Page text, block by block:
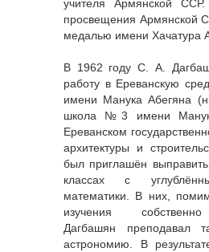
учителя Армянской ССР.
просвещения Армянской
медалью имени Хачатура
В 1962 году С. А.
работу в Ереванскую
имени Манука Абегяна
школа №3 имени
Ереванском
архитектуры и
был приглашён
классах с
математики. В них,
изучения
Дагбашян преподавал
астрономию. В